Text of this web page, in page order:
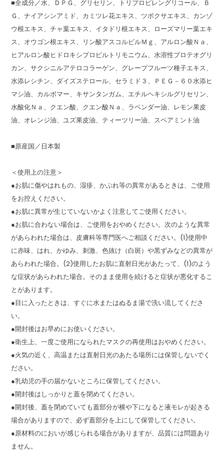
■全成分／水、ＤＰＧ、グリセリン、トリプロピレングリコール、Ｂ
Ｇ、ナイアシンアミド、カミツレ花エキス、ツボクサエキス、カンゾ
ウ根エキス、チャ葉エキス、イタドリ根エキス、ローズマリー葉エキ
ス、オウゴン根エキス、リン酸アスコルビルＭｇ、アルロン酸Ｎａ、
ヒアルロン酸ヒドロキシプロピルトリモニウム、水溶性プロテオグリ
カン、サクシニルアテロコラーゲン、グレープフルーツ種子エキス、
水添レシチン、ダイズステロール、セラミド３、ＰＥＧ－６０水添ヒ
マシ油、カルボマー、キサンタンガム、エチルヘキシルグリセリン、
水酸化Ｎａ、クエン酸、クエン酸Ｎａ、ラベンダー油、レモン果皮
油、オレンジ油、ユズ果皮油、ティーツリー油、スペアミント油
■原産国／日本製
＜使用上の注意＞
●お肌に傷やはれもの、湿疹、かぶれ等の異常があるときは、ご使用
をお控えください。
●お肌に異常が生じていないかよく注意してご使用ください。
●お肌に合わない場合は、ご使用をおやめください。次のような異常
があらわれた場合は、皮膚科等専門医へご相談ください。(1)使用中
に赤味、はれ、かゆみ、刺激、色抜け（白斑）や黒ずみなどの異常が
あらわれた場合。(2)使用したお肌に直射日光があたって、(1)のよう
な症状があらわれた場合。そのまま使用を続けると症状が悪化するこ
とがあります。
●目に入ったときは、すぐに水またはぬるま湯で洗い流してくださ
い。
●開封後はお早めにお使いください。
●衛生上、一度ご使用になられたマスクの再使用はおやめください。
●火気の近く、高温または直射日光のあたる場所には保管しないでく
ださい。
●乳幼児の手の届かないところに保管してください。
●開封後はしっかりと蓋を閉めてください。
●開封後、蓋を閉めていても蓋部分が横や下になると液モレが起きる
場合がありますので、必ず蓋部分を上にして保管してください。
●原材料のにおいが感じられる場合がありますが、品質には問題あり
ません。